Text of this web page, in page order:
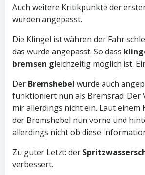
Auch weitere Kritikpunkte der
wurden angepasst.
Die Klingel ist währen der Fahr
das wurde angepasst. So dass
bremsen gleichzeitig möglich ist.
Der Bremshebel wurde auch
funktioniert nun als Bremsrad. Der
mir allerdings nicht ein. Laut einem
der Bremshebel nun vorne und
allerdings nicht ob diese
Zu guter Letzt: der
verbessert.